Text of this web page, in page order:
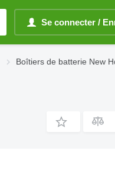
Se connecter /
Boîtiers de batterie New